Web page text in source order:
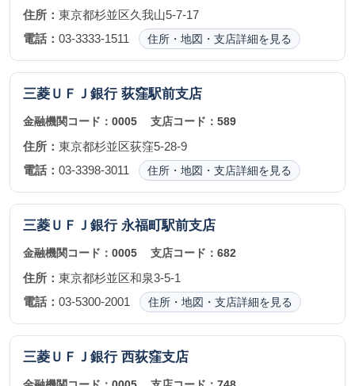
住所： 東京都杉並区久我山5-7-17
電話： 03-3333-1511 住所・地図・支店詳細を見る
三菱ＵＦＪ銀行 荻窪駅前支店
金融機関コード： 0005 支店コード：589
住所： 東京都杉並区荻窪5-28-9
電話： 03-3398-3011 住所・地図・支店詳細を見る
三菱ＵＦＪ銀行 永福町駅前支店
金融機関コード： 0005 支店コード：682
住所： 東京都杉並区和泉3-5-1
電話： 03-5300-2001 住所・地図・支店詳細を見る
三菱ＵＦＪ銀行 西荻窪支店